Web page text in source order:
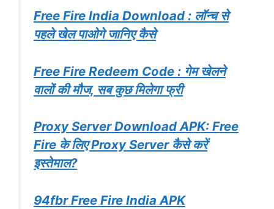
Free Fire India Download : लॉन्च से
पहले खेल पाओगे जानिए कैसे
Free Fire Redeem Code : गेम खेलने
वालों की मौज, सब कुछ मिलेगा फ्री
Proxy Server Download APK: Free
Fire के लिए Proxy Server कैसे करें
इस्तेमाल?
94fbr Free Fire India APK